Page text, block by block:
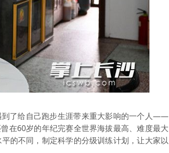
了给自己跑步生涯带来重大影响的一个人——
在60岁的年纪完赛全世界海拔最高、难度最大
的不同，制定科学的分级训练计划，让大家以